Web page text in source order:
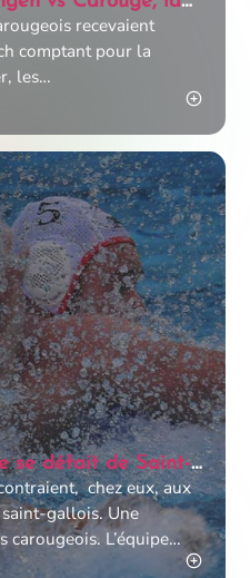
recevaient
comptant pour la
les
se défait de Saint-
chez eux, aux
saint-gallois. Une
L’équipe